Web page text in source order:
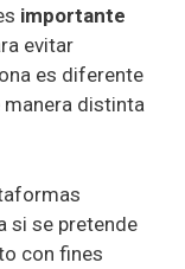
importante
evitar
es diferente
manera distinta
si se pretende
con fines